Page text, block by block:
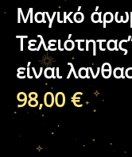
Μαγικό
είναι
98,00 €